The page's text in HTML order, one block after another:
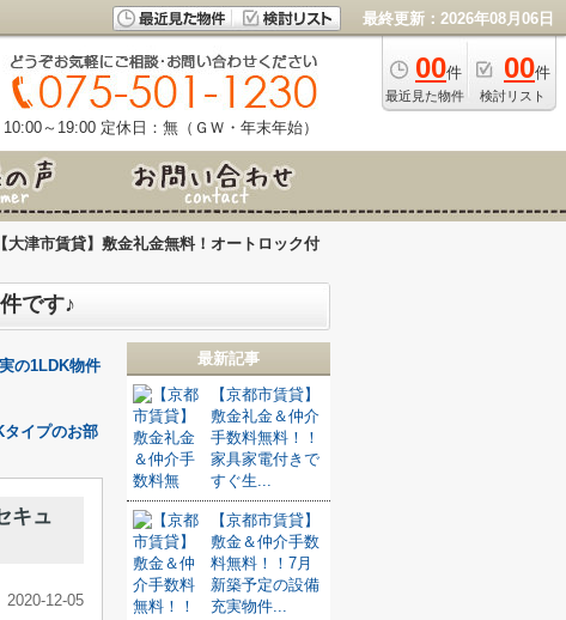
最終更新：2026年08月06日
00件
最近見た物件
00件
検討リスト
～19:00 定休日：無（ＧＷ・年末年始）
【大津市賃貸】敷金礼金無料！オートロック付
です♪
の1LDK物件
イプのお部
キュ
2020-12-05
最新記事
【京都市賃貸】
敷金礼金＆仲介
手数料無料！！
家具家電付きで
すぐ生...
【京都市賃貸】
敷金＆仲介手数
料無料！！7月
新築予定の設備
充実物件...